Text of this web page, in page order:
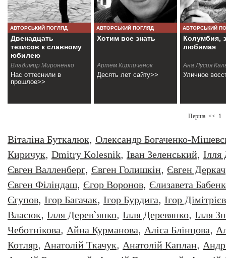
АВТОРСЬКИЙ ПОГЛЯД
Двенадцать
тезисов к славному
юбилею
Владимир Мироненко
Нас оттеснили в
прошлое>>
АВТОРСЬКИЙ ПОГЛЯД
Хотим все знать
Артем Кирпиченок
Десять лет сайту>>
АВТОРСЬКИЙ
Колумбия,
любимая
Ана Лусия
Уличное
Перша << 1
Віталіна Буткалюк, Олександр Богаченко-
Киричук, Dmitry Kolesnik, Iван Зеленський, Iлля
Євген Валленберг, Євген Голишкін, Євген Деркач
Євген Філіндаш, Єгор Воронов, Єлизавета
Єгупов, Ігор Багачак, Ігор Бурдига, Ігор Дімітрієв
Власюк, Ілля Дерев`янко, Ілля Деревянко, Ілля
Чеботнікова, Айна Курманова, Аліса Блінцова,
Котляр, Анатолiй Ткачук, Анатолій Каплан,